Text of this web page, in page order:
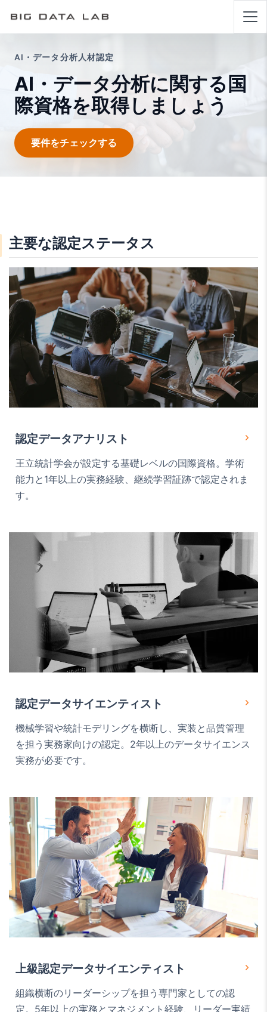
AI・データ分析人材認定
AI・データ分析に関する国
際資格を取得しましょう
要件をチェックする
主要な認定ステータス
認定データアナリスト
王立統計学会が設定する基礎レベルの国際資格。学術
能力と1年以上の実務経験、継続学習証跡で認定されま
す。
認定データサイエンティスト
機械学習や統計モデリングを横断し、実装と品質管理
を担う実務家向けの認定。2年以上のデータサイエンス
実務が必要です。
上級認定データサイエンティスト
組織横断のリーダーシップを担う専門家としての認
定。5年以上の実務とマネジメント経験、リーダー実績